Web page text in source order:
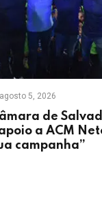
agosto 5, 2026
de
a ACM
campanha”